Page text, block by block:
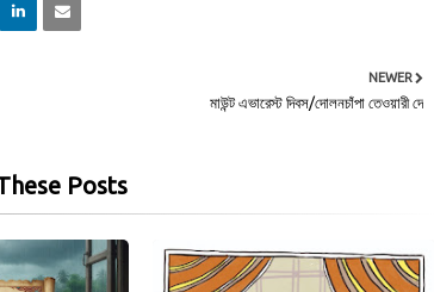
NEWER
মাউন্ট এভারেস্ট দিবস/দোলনচাঁপা তেওয়ারী দে
Posts